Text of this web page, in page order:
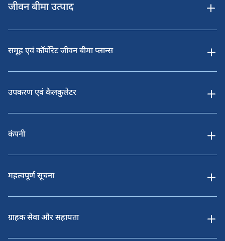
जीवन बीमा उत्पाद
समूह एवं कॉर्पोरेट जीवन बीमा प्लान्स
उपकरण एवं कैलकुलेटर
कंपनी
महत्वपूर्ण सूचना
ग्राहक सेवा और सहायता